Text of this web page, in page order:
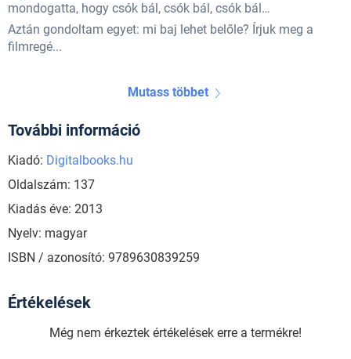
mondogatta, hogy csók bál, csók bál, csók bál…
Aztán gondoltam egyet: mi baj lehet belőle? Írjuk meg a
filmregé...
Mutass többet
További információ
Kiadó: Digitalbooks.hu
Oldalszám: 137
Kiadás éve: 2013
Nyelv: magyar
ISBN / azonosító: 9789630839259
Értékelések
Még nem érkeztek értékelések erre a termékre!